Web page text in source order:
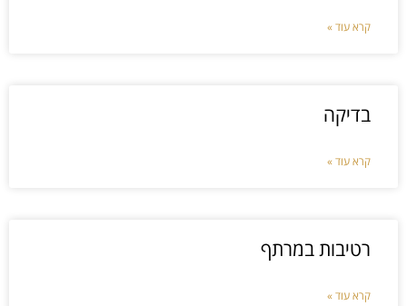
קרא עוד »
בדיקה
קרא עוד »
רטיבות במרתף
קרא עוד »